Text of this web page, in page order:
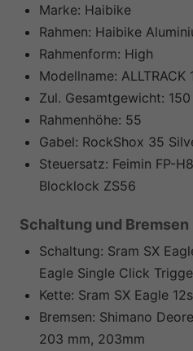
Marke: Haibike
Rahmen: Haibike
Rahmenform: High
Modellname: ALLTRACK
Zul. Gesamtgewicht: 150
Rahmenhöhe: 55
Gabel: RockShox 35
Steuersatz: Feimin FP-
Blocklock ZS56
Schaltung und Bremsen
Schaltung: Sram SX
Eagle Single Click
Kette: Sram SX Eagle 12s
Bremsen: Shimano
203 mm, 203mm